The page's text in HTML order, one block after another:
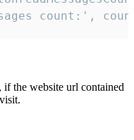
count:',
the website url contained